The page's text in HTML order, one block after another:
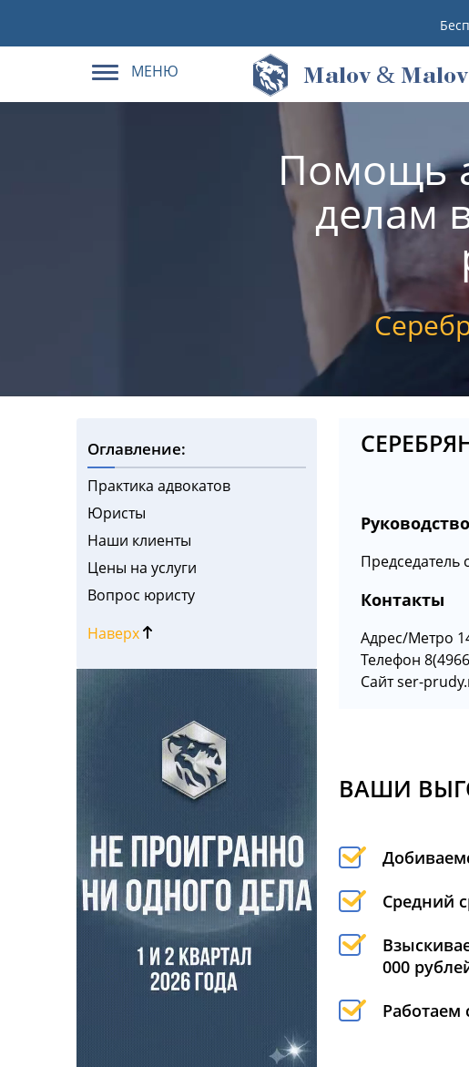
МЕНЮ Malov & Malov
Помощь
делам
Оглавление:
Практика адвокатов
Юристы
Наши клиенты
Цены на услуги
Вопрос юристу
Наверх
Председатель
Контакты
Адрес/Метро
Телефон
Сайт ser-
ВАШИ
Средний
000
Работаем